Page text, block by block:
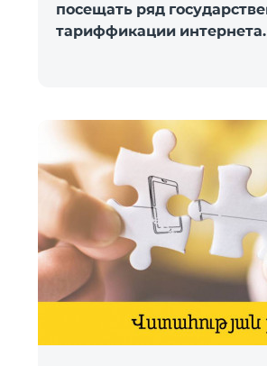
посещать ряд
тариффикации интернета.